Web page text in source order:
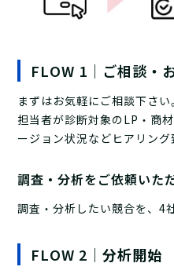
FLOW 1｜ご相談・
まずはお気軽にご相談下さい
担当者が診断対象のLP・商
ージョン状況などヒアリング
調査・分析をご依頼いた
調査・分析したい競合を、4
FLOW 2｜ 分析開始